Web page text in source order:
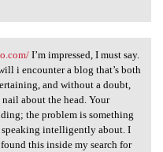
I’m
I’m impressed, I must say.
i encounter a blog that’s both
and without a doubt,
about the head. Your
the problem is something
intelligently about. I
this inside my search for